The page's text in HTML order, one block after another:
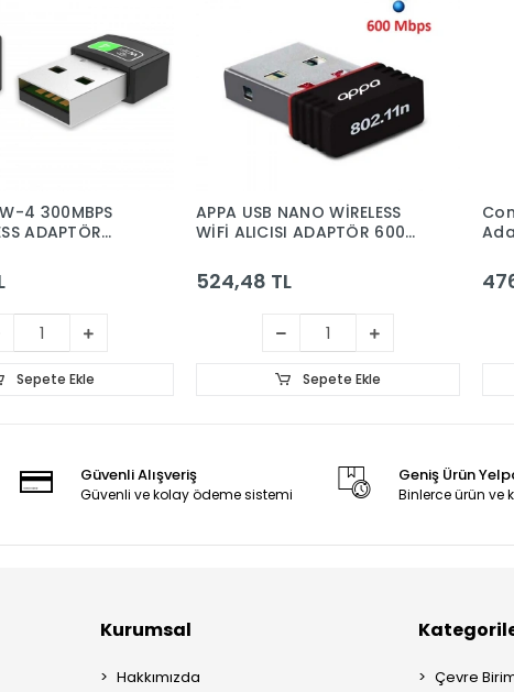
4 300MBPS
ADAPTÖR
Sepete Ekle
APPA USB NANO WİRELESS
WİFİ ALICISI ADAPTÖR 600
524,48 TL
Sepete Ekle
Güvenli Alışveriş
Güvenli ve kolay ödeme sistemi
Geniş Ürün
Binlerce ürün ve
Kurumsal
Hakkımızda
Çevre